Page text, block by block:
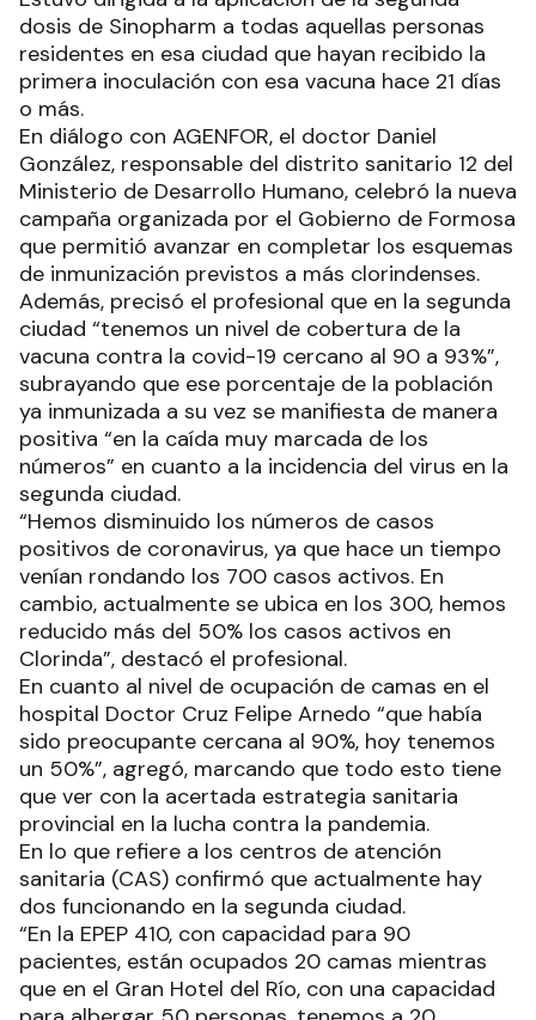
dosis de Sinopharm a todas aquellas personas
residentes en esa ciudad que hayan recibido la
primera inoculación con esa vacuna hace 21 días
o más.
En diálogo con AGENFOR, el doctor Daniel
González, responsable del distrito sanitario 12 del
Ministerio de Desarrollo Humano, celebró la nueva
campaña organizada por el Gobierno de Formosa
que permitió avanzar en completar los esquemas
de inmunización previstos a más clorindenses.
Además, precisó el profesional que en la segunda
ciudad “tenemos un nivel de cobertura de la
vacuna contra la covid-19 cercano al 90 a 93%”,
subrayando que ese porcentaje de la población
ya inmunizada a su vez se manifiesta de manera
positiva “en la caída muy marcada de los
números” en cuanto a la incidencia del virus en la
segunda ciudad.
“Hemos disminuido los números de casos
positivos de coronavirus, ya que hace un tiempo
venían rondando los 700 casos activos. En
cambio, actualmente se ubica en los 300, hemos
reducido más del 50% los casos activos en
Clorinda”, destacó el profesional.
En cuanto al nivel de ocupación de camas en el
hospital Doctor Cruz Felipe Arnedo “que había
sido preocupante cercana al 90%, hoy tenemos
un 50%”, agregó, marcando que todo esto tiene
que ver con la acertada estrategia sanitaria
provincial en la lucha contra la pandemia.
En lo que refiere a los centros de atención
sanitaria (CAS) confirmó que actualmente hay
dos funcionando en la segunda ciudad.
“En la EPEP 410, con capacidad para 90
pacientes, están ocupados 20 camas mientras
que en el Gran Hotel del Río, con una capacidad